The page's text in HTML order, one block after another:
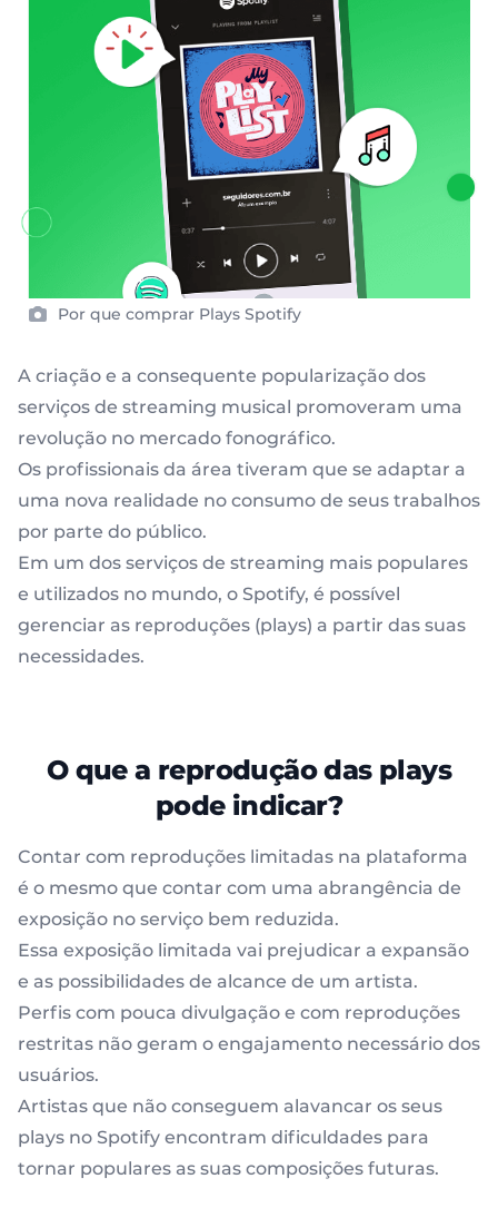
Por que comprar Plays Spotify
A criação e a consequente popularização dos
serviços de streaming musical promoveram uma
revolução no mercado fonográfico.
Os profissionais da área tiveram que se adaptar a
uma nova realidade no consumo de seus trabalhos
por parte do público.
Em um dos serviços de streaming mais populares
e utilizados no mundo, o Spotify, é possível
gerenciar as reproduções (plays) a partir das suas
necessidades.
O que a reprodução das plays
pode indicar?
Contar com reproduções limitadas na plataforma
é o mesmo que contar com uma abrangência de
exposição no serviço bem reduzida.
Essa exposição limitada vai prejudicar a expansão
e as possibilidades de alcance de um artista.
Perfis com pouca divulgação e com reproduções
restritas não geram o engajamento necessário dos
usuários.
Artistas que não conseguem alavancar os seus
plays no Spotify encontram dificuldades para
tornar populares as suas composições futuras.